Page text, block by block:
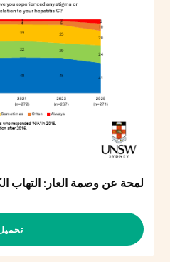
لمحة عن وصمة العار: التهاب